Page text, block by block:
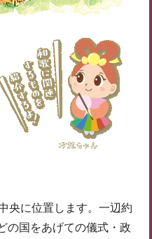
央に位置します。一辺約
の国をあげての儀式・政